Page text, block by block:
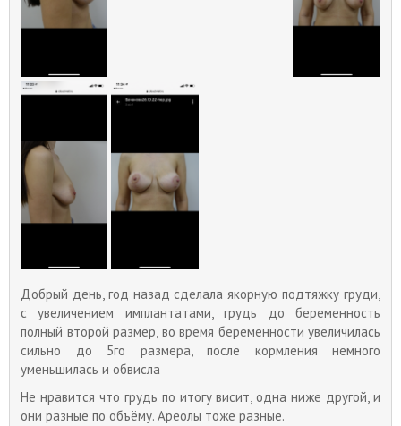
Добрый день, год назад сделала якорную подтяжку груди,
с увеличением имплантатами, грудь до беременность
полный второй размер, во время беременности увеличилась
сильно до 5го размера, после кормления немного
уменьшилась и обвисла
Не нравится что грудь по итогу висит, одна ниже другой, и
они разные по объёму. Ареолы тоже разные.